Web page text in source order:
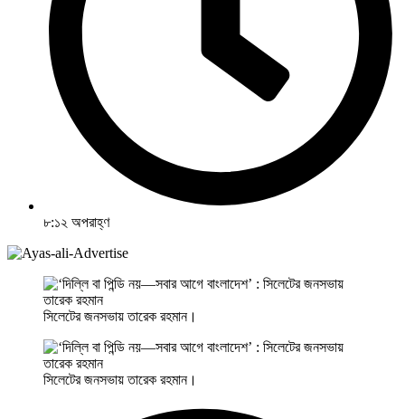
৮:১২ অপরাহ্ণ
সিলেটের জনসভায় তারেক রহমান।
সিলেটের জনসভায় তারেক রহমান।